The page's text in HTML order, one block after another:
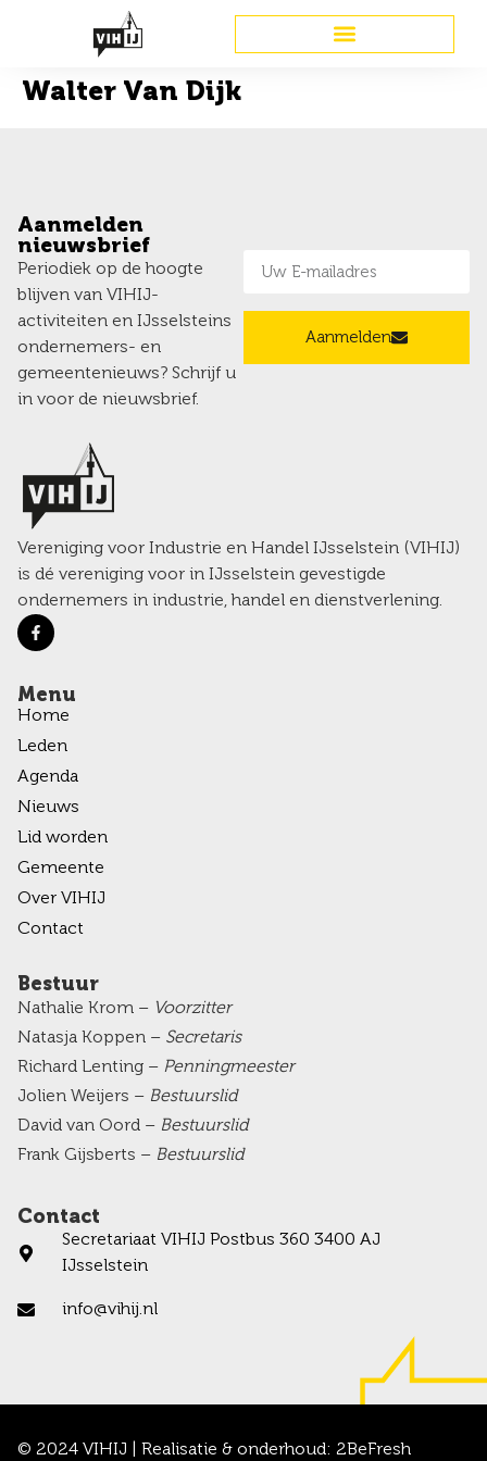
Walter Van Dijk
Aanmelden
nieuwsbrief
Periodiek op de hoogte
blijven van VIHIJ-
activiteiten en IJsselsteins
ondernemers- en
gemeentenieuws? Schrijf u
in voor de nieuwsbrief.
Aanmelden
Vereniging voor Industrie en Handel IJsselstein (VIHIJ)
is dé vereniging voor in IJsselstein gevestigde
ondernemers in industrie, handel en dienstverlening.
Menu
Home
Leden
Agenda
Nieuws
Lid worden
Gemeente
Over VIHIJ
Contact
Bestuur
Nathalie Krom – Voorzitter
Natasja Koppen – Secretaris
Richard Lenting – Penningmeester
Jolien Weijers – Bestuurslid
David van Oord – Bestuurslid
Frank Gijsberts – Bestuurslid
Contact
Secretariaat VIHIJ Postbus 360 3400 AJ
IJsselstein
info@vihij.nl
© 2024 VIHIJ | Realisatie & onderhoud: 2BeFresh